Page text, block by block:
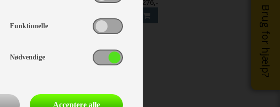
Brug for hjælp?
CarbonX Frame
kr 2.276,-
Funktionelle
Nødvendige
Acceptere alle